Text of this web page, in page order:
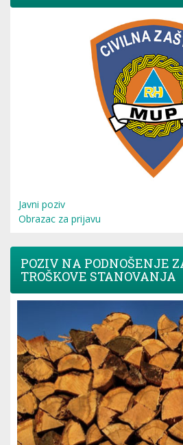
Javni poziv
Obrazac za prijavu
POZIV NA PODNOŠENJE
TROŠKOVE STANOVANJA